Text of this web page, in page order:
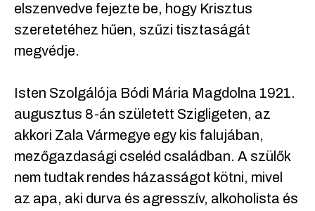
elszenvedve fejezte be, hogy Krisztus
szeretetéhez hűen, szűzi tisztaságát
megvédje.
Isten Szolgálója Bódi Mária Magdolna 1921.
augusztus 8-án született Szigligeten, az
akkori Zala Vármegye egy kis falujában,
mezőgazdasági cseléd családban. A szülők
nem tudtak rendes házasságot kötni, mivel
az apa, aki durva és agresszív, alkoholista és